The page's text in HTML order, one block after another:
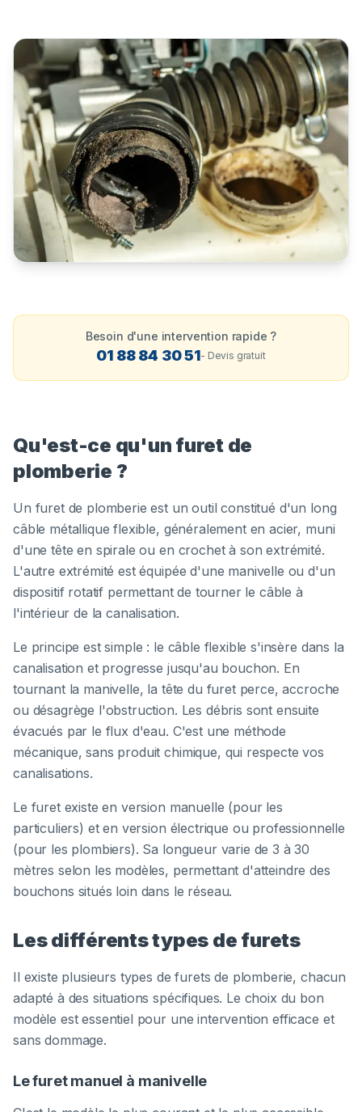
Besoin d'une intervention rapide ?
01 88 84 30 51- Devis gratuit
Qu'est-ce qu'un furet de
plomberie ?
Un furet de plomberie est un outil constitué d'un long
câble métallique flexible, généralement en acier, muni
d'une tête en spirale ou en crochet à son extrémité.
L'autre extrémité est équipée d'une manivelle ou d'un
dispositif rotatif permettant de tourner le câble à
l'intérieur de la canalisation.
Le principe est simple : le câble flexible s'insère dans la
canalisation et progresse jusqu'au bouchon. En
tournant la manivelle, la tête du furet perce, accroche
ou désagrège l'obstruction. Les débris sont ensuite
évacués par le flux d'eau. C'est une méthode
mécanique, sans produit chimique, qui respecte vos
canalisations.
Le furet existe en version manuelle (pour les
particuliers) et en version électrique ou professionnelle
(pour les plombiers). Sa longueur varie de 3 à 30
mètres selon les modèles, permettant d'atteindre des
bouchons situés loin dans le réseau.
Les différents types de furets
Il existe plusieurs types de furets de plomberie, chacun
adapté à des situations spécifiques. Le choix du bon
modèle est essentiel pour une intervention efficace et
sans dommage.
Le furet manuel à manivelle